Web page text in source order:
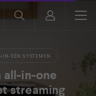
IN-ÉÉN SYSTEMEN
all-in-one
streaming